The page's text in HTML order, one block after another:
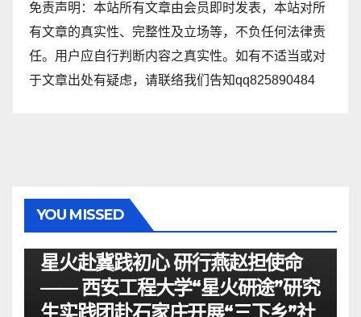
免责声明：本站所有文章由会员即时发表，本站对所
有文章的真实性、完整性及立场等，不负任何法律责
任。用户应自行判断内容之真实性。如有不适当或对
于文章出处有疑虑，请联络我们告知qq825890484
YOU MISSED
星火赴冀践初心 研行燕赵担使命
—— 西安工程大学“星火研途”研究